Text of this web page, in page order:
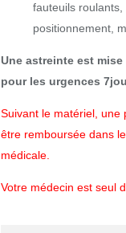
fauteuils
positionnement,
Une astreinte est
pour les urgences
Suivant le matériel, une
être remboursée dans
médicale.
Votre médecin est seul